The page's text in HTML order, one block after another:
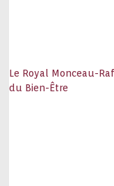
Le Royal Monceau-
du Bien-Être